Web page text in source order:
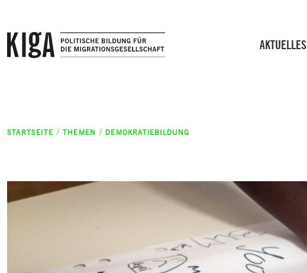
AKTUELLES
STARTSEITE THEMEN DEMOKRATIEBILDUNG